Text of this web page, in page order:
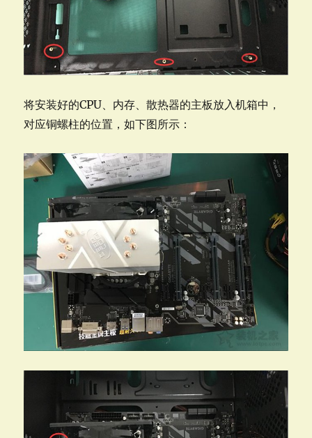
将安装好的CPU、内存、散热器的主板放入机箱中，
对应铜螺柱的位置，如下图所示：